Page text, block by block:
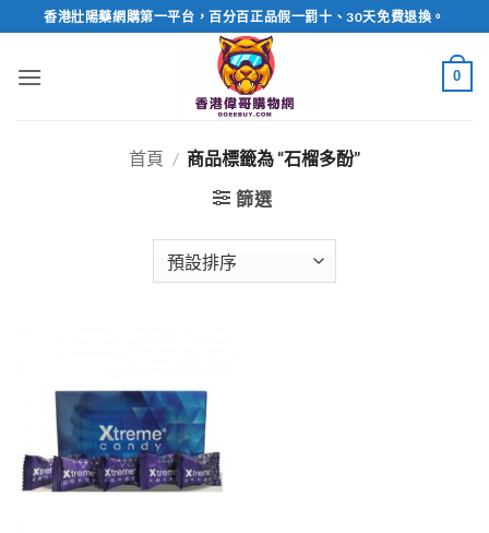
to
content
香港壯陽藥網購第一平台，百分百正品假一罰十、30天免費退換。
0
首頁 / 商品標籤為 “石榴多酚”
篩選